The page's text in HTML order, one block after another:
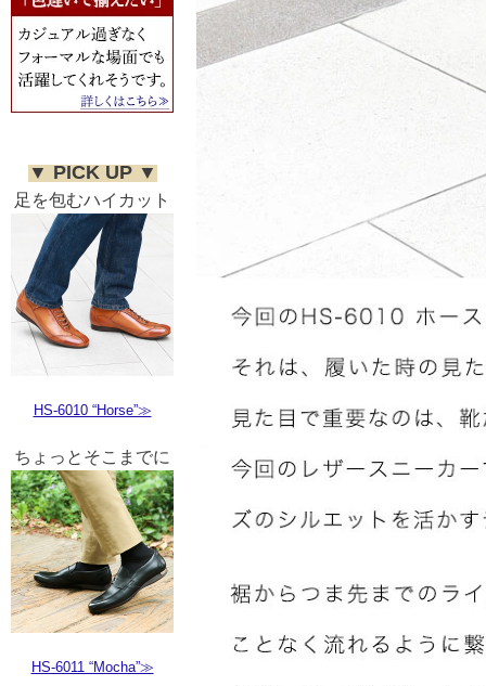
▼ PICK UP ▼
足を包むハイカット
HS-6010 “Horse”≫
ちょっとそこまでに
HS-6011 “Mocha”≫